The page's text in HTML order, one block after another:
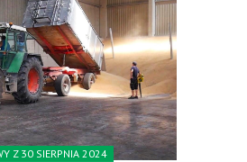
Z 30 SIERPNIA 2024